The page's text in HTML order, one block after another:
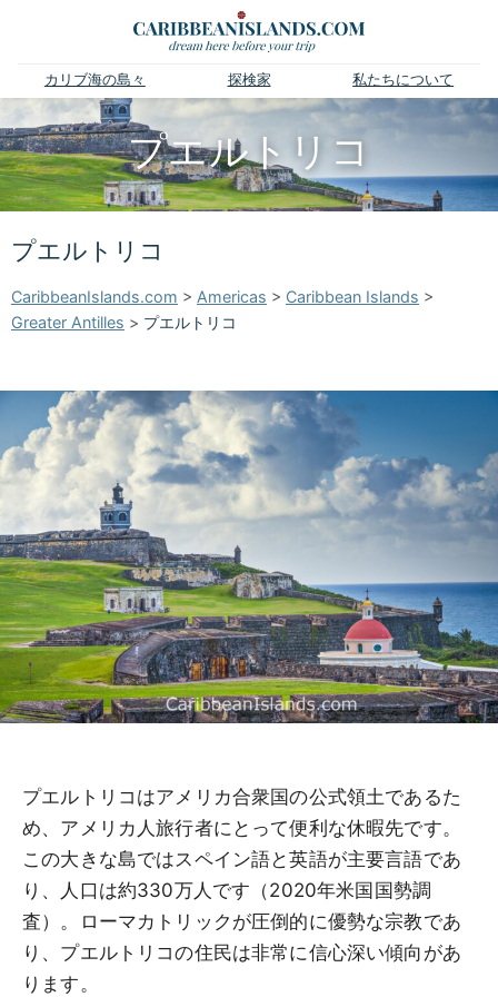
カリブ海の島々 探検家 私たちについて
プエルトリコ
プエルトリコ
CaribbeanIslands.com > Americas > Caribbean Islands >
Greater Antilles > プエルトリコ
プエルトリコはアメリカ合衆国の公式領土であるた
め、アメリカ人旅行者にとって便利な休暇先です。
この大きな島ではスペイン語と英語が主要言語であ
り、人口は約330万人です（2020年米国国勢調
査）。ローマカトリックが圧倒的に優勢な宗教であ
り、プエルトリコの住民は非常に信心深い傾向があ
ります。